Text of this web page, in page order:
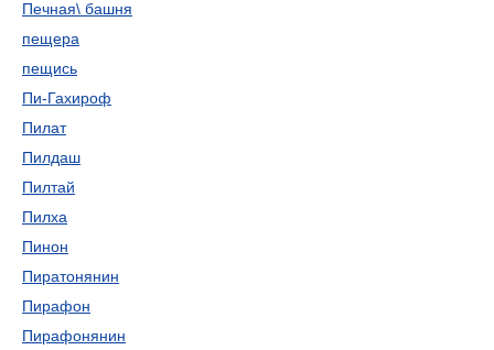
Печная\ башня
пещера
пещись
Пи-Гахироф
Пилат
Пилдаш
Пилтай
Пилха
Пинон
Пиратонянин
Пирафон
Пирафонянин